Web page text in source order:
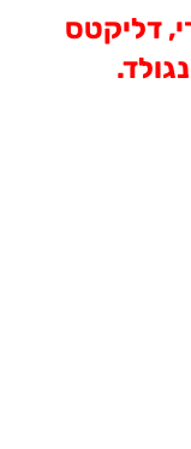
דליקטס